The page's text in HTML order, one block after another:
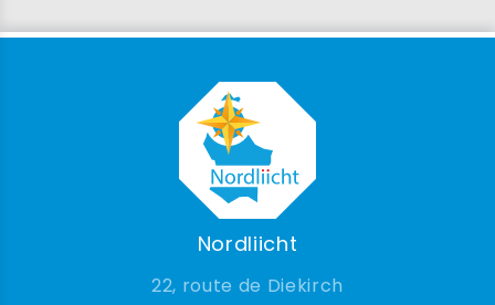
Nordliicht
22, route de Diekirch